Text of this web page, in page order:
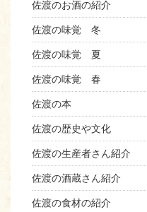
佐渡のお酒の紹介
佐渡の味覚 冬
佐渡の味覚 夏
佐渡の味覚 春
佐渡の本
佐渡の歴史や文化
佐渡の生産者さん紹介
佐渡の酒蔵さん紹介
佐渡の食材の紹介